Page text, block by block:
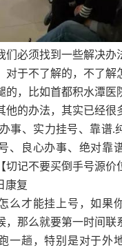
们必须找到一些解决办
对于不了解的，不了解
的，比如首都积水潭医
他的办法，其实已经很
事、实力挂号、靠谱.
、良心办事、绝对靠
切记不要买倒手号源价
康复
么才能挂上号，如果
，那么就要第一时间联
一趟，特别是对于外